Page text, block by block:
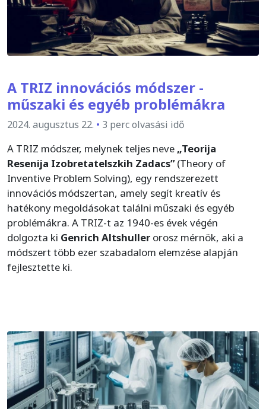
A TRIZ innovációs módszer -
műszaki és egyéb problémákra
2024. augusztus 22. • 3 perc olvasási idő
A TRIZ módszer, melynek teljes neve „Teorija
Resenija Izobretatelszkih Zadacs”(Theory of
Inventive Problem Solving), egy rendszerezett
innovációs módszertan, amely segít kreatív és
hatékony megoldásokat találni műszaki és egyéb
problémákra. A TRIZ-t az 1940-es évek végén
dolgozta ki Genrich Altshuller orosz mérnök, aki a
módszert több ezer szabadalom elemzése alapján
fejlesztette ki.